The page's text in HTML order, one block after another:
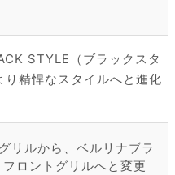
STYLE（ブラックスタ
精悍なスタイルへと進化
リルから、ベルリナブラ
ロントグリルへと変更